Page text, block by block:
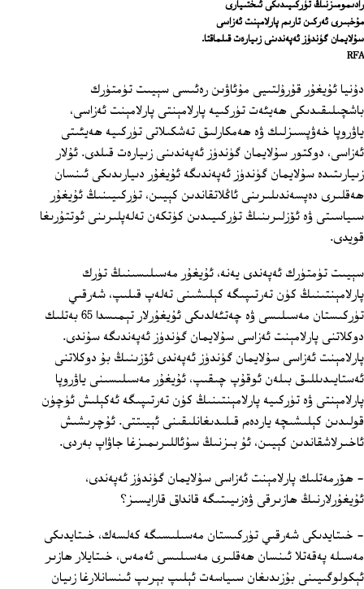
رادىمومىزنىڭ تۈركىيىدىكى ئىختىيارى
مۇخبىرى ئەركىن تارىم پارلامېنت ئەزاسى
سۇلايمان گۈندۈز ئەپەندىنى زىيارەت قىلماقتا.
RFA
دۇنيا ئۇيغۇر قۇرۇلتىيى مۇئاۋىن رەئىسى سېيىت تۈمتۈرك
باشچىلىقىدىكى ھەيئەت تۈركىيە پارلامېنتى پارلامېنت ئەزاسى،
ياۋروپا خەۋپسىزلىك ۋە ھەمكارلىق تەشكىلاتى تۈركىيە ھەيئىتى
ئەزاسى، دوكتور سۇلايمان گۈندۈز ئەپەندىنى زىيارەت قىلدى. ئۇلار
زىيارىتىدە سۇلايمان گۈندۈز ئەپەندىگە ئۇيغۇر دىيارىدىكى ئىنسان
ھەقلىرى دەپسەندىلىرىنى ئاڭلاتقاندىن كېيىن، تۈركىيىنىڭ ئۇيغۇر
سىياسىتى ۋە ئۆزلىرىنىڭ تۈركىيىدىن كۈتكەن تەلەپلىرىنى ئوتتۇرىغا
قويدى.
سېيىت تۈمتۈرك ئەپەندى يەنە، ئۇيغۇر مەسىلىسىنىڭ تۈرك
پارلامېنتىنىڭ كۈن تەرتىپىگە كېلىشىنى تەلەپ قىلىپ، شەرقىي
تۈركىستان مەسىلىسى ۋە چەتئەلدىكى ئۇيغۇرلار تېمىسدا 65 بەتلىك
دوكلاتنى پارلامېنت ئەزاسى سۇلايمان گۈندۈز ئەپەندىگە سۇندى.
پارلامېنت ئەزاسى سۇلايمان گۈندۈز ئەپەندى ئۆزىنىڭ بۇ دوكلاتنى
ئەستايىدىللىق بىلەن ئوقۇپ چىقىپ، ئۇيغۇر مەسىلىسىنى ياۋروپا
پارلامېنتى ۋە تۈركىيە پارلامېنتىنىڭ كۈن تەرتىپىگە ئەكېلىش ئۈچۈن
قولىدىن كېلىشىچە ياردەم قىلىدىغانلىقىنى ئېيىتتى. ئۇچرىشىش
ئاخىرلاشقاندىن كېيىن، ئۇ بىزنىڭ سۇئاللىرىمىزغا جاۋاپ بەردى.
- ھۆرمەتلىك پارلامېنت ئەزاسى سۇلايمان گۈندۈز ئەپەندى،
ئۇيغۇرلارنىڭ ھازىرقى ۋەزىيىتىگە قانداق قارايسىز؟
- خىتايدىكى شەرقىي تۈركىستان مەسىلىسىگە كەلسەك، خىتايدىكى
مەسىلە پەقەتلا ئىنسان ھەقلىرى مەسىلىسى ئەمەس، خىتايلار ھازىر
ئېكولوگىيىنى بۇزىدىغان سىياسەت ئېلىپ بېرىپ ئىنسانلارغا زىيان